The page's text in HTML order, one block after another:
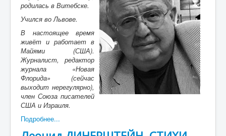
родилась в Витебске.
Учился во Львове.
В настоящее время
живёт и работает в
Майями (США).
Журналист, редактор
журнала «Новая
Флорида» (сейчас
выходит нерегулярно),
член Союза писателей
США и Израиля.
Подробнее...